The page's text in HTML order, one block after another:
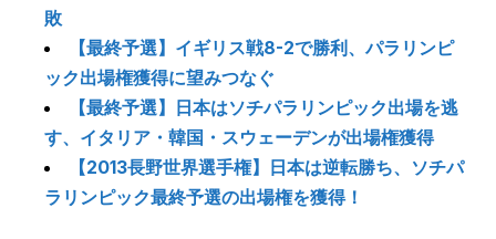
敗
【最終予選】イギリス戦8-2で勝利、パラリンピ
ック出場権獲得に望みつなぐ
【最終予選】日本はソチパラリンピック出場を逃
す、イタリア・韓国・スウェーデンが出場権獲得
【2013長野世界選手権】日本は逆転勝ち、ソチパ
ラリンピック最終予選の出場権を獲得！